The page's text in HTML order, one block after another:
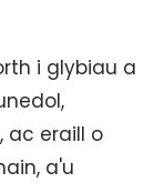
i glybiau a
ac eraill o
a'u